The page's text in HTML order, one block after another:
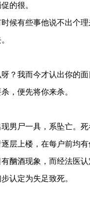
的很。
时候有些事他说不出个
？我而今才认出你的
，便先将你来杀。
男尸一具，系坠亡。
层上楼，在每户前均
酗酒现象，而经法医
认定为失足致死。